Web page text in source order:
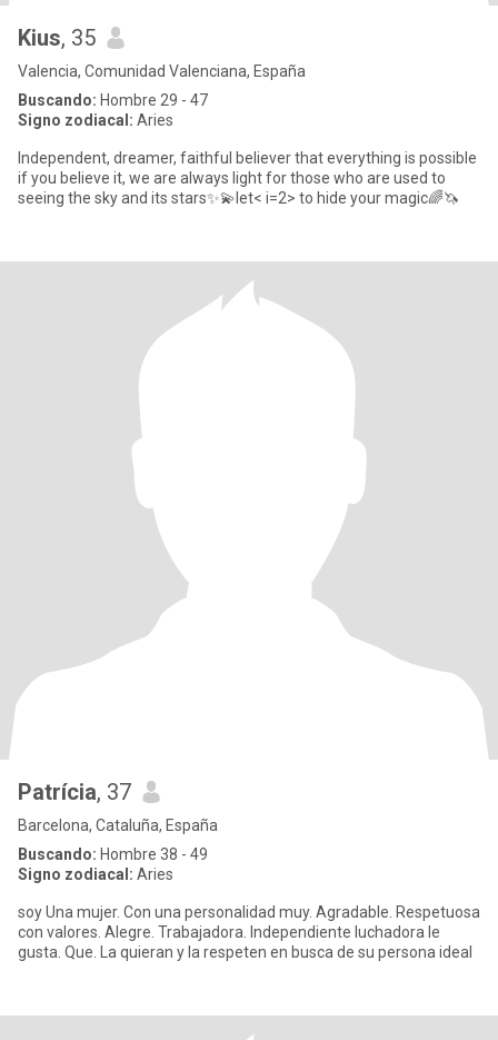
Kius, 35
Valencia, Comunidad Valenciana, España
Buscando: Hombre 29 - 47
Signo zodiacal: Aries
Independent, dreamer, faithful believer that everything is possible
if you believe it, we are always light for those who are used to
seeing the sky and its stars✨💫let< i=2> to hide your magic🌈🦄
Patrícia, 37
Barcelona, Cataluña, España
Buscando: Hombre 38 - 49
Signo zodiacal: Aries
soy Una mujer. Con una personalidad muy. Agradable. Respetuosa
con valores. Alegre. Trabajadora. Independiente luchadora le
gusta. Que. La quieran y la respeten en busca de su persona ideal